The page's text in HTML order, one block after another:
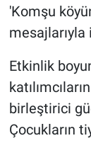
'Komşu
Etkinlik
birleştirici
Çocukların